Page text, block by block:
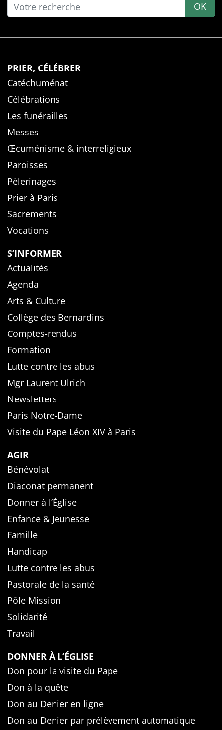
OK
PRIER, CÉLÉBRER
Catéchuménat
Célébrations
Les funérailles
Messes
Œcuménisme & interreligieux
Paroisses
Pèlerinages
Prier à Paris
Sacrements
Vocations
S’INFORMER
Actualités
Agenda
Arts & Culture
Collège des Bernardins
Comptes-rendus
Formation
Lutte contre les abus
Mgr Laurent Ulrich
Newsletters
Paris Notre-Dame
Visite du Pape Léon XIV à Paris
AGIR
Bénévolat
Diaconat permanent
Donner à l’Église
Enfance & Jeunesse
Famille
Handicap
Lutte contre les abus
Pastorale de la santé
Pôle Mission
Solidarité
Travail
DONNER À L’ÉGLISE
Don pour la visite du Pape
Don à la quête
Don au Denier en ligne
Don au Denier par prélèvement automatique